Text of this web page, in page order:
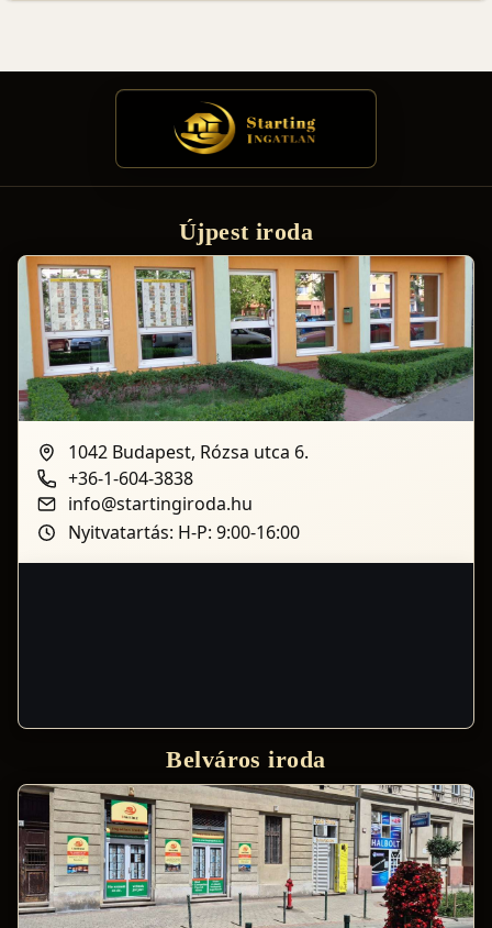
Újpest iroda
1042 Budapest, Rózsa utca 6.
+36-1-604-3838
info@startingiroda.hu
Nyitvatartás: H-P: 9:00-16:00
Belváros iroda